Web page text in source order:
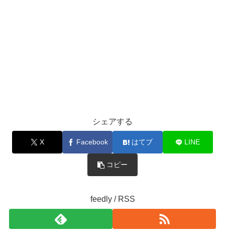
シェアする
X Facebook はてブ LINE
コピー
feedly / RSS